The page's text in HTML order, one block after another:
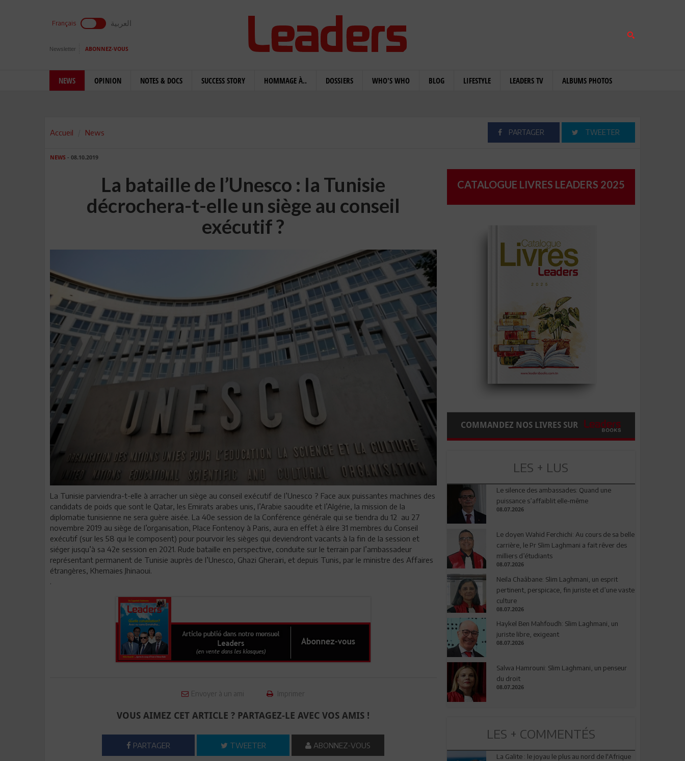
Français العربية
Newsletter ABONNEZ-VOUS
NEWS OPINION NOTES & DOCS SUCCESS STORY HOMMAGE À.. DOSSIERS WHO'S WHO BLOG LIFESTYLE LEADERS TV ALBUMS PHOTOS
Accueil News PARTAGER TWEETER
NEWS - 08.10.2019
La bataille de l’Unesco : la Tunisie
décrochera-t-elle un siège au conseil
exécutif ?
La Tunisie parviendra-t-elle à arracher un siège au conseil exécutif de l’Unesco ? Face aux puissantes machines des
candidats de poids que sont le Qatar, les Emirats arabes unis, l’Arabie saoudite et l’Algérie, la mission de la
diplomatie tunisienne ne sera guère aisée. La 40e session de la Conférence générale qui se tiendra du 12 au 27
novembre 2019 au siège de l’organisation, Place Fontenoy à Paris, aura en effet à élire 31 membres du Conseil
exécutif (sur les 58 qui le composent) pour pourvoir les sièges qui deviendront vacants à la fin de la session et
siéger jusqu’à sa 42e session en 2021. Rude bataille en perspective, conduite sur le terrain par l’ambassadeur
représentant permanent de Tunisie auprès de l’Unesco, Ghazi Gheraïri, et depuis Tunis, par le ministre des Affaires
étrangères, Khemaies Jhinaoui.
.
Envoyer à un ami Imprimer
VOUS AIMEZ CET ARTICLE ? PARTAGEZ-LE AVEC VOS AMIS !
PARTAGER TWEETER ABONNEZ-VOUS
CATALOGUE LIVRES LEADERS 2025
COMMANDEZ NOS LIVRES SUR
LES + LUS
Le silence des ambassades: Quand une
puissance s’affaiblit elle-même
08.07.2026
Le doyen Wahid Ferchichi: Au cours de sa belle
carrière, le Pr Slim Laghmani a fait rêver des
milliers d’étudiants
08.07.2026
Neila Chaâbane: Slim Laghmani, un esprit
pertinent, perspicace, fin juriste et d’une vaste
culture
08.07.2026
Haykel Ben Mahfoudh: Slim Laghmani, un
juriste libre, exigeant
08.07.2026
Salwa Hamrouni: Slim Laghmani, un penseur
du droit
08.07.2026
LES + COMMENTÉS
La Galite : le joyau le plus au nord de l'Afrique